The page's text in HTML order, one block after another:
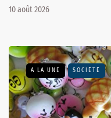
10 août 2026
A LA UNE SOCIÉTÉ